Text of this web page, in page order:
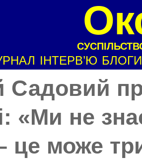
ІНТЕРВ’Ю БЛОГИ
Садовий
«Ми не
це може